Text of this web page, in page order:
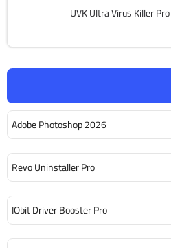
Adobe Photoshop 2026
Revo Uninstaller Pro
IObit Driver Booster Pro